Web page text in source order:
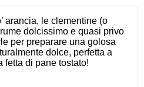
arancia, le clementine (o
dolcissimo e quasi privo
per preparare una golosa
dolce, perfetta a
fetta di pane tostato!